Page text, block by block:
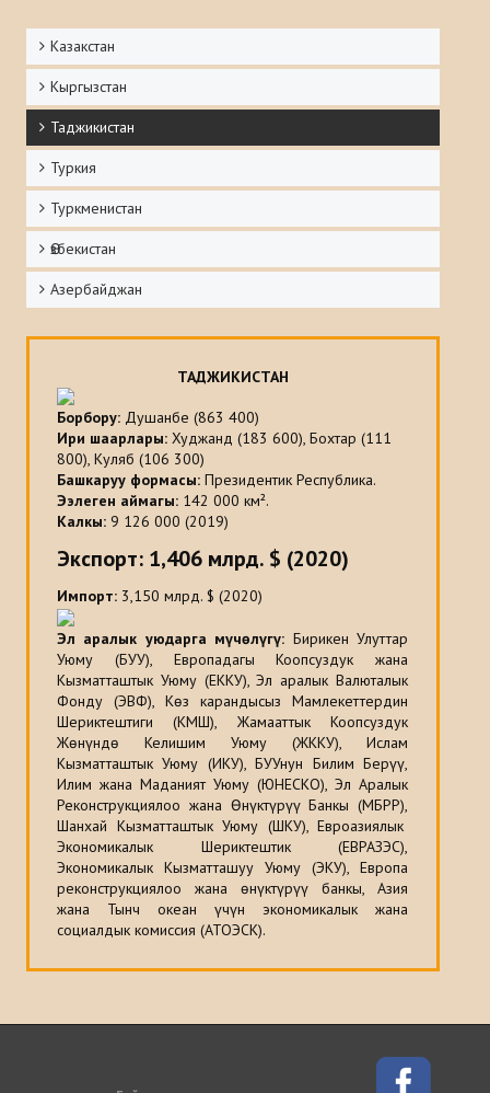
Казакстан
Кыргызстан
Таджикистан
Туркия
Туркменистан
Ѳзбекистан
Азербайджан
ТАДЖИКИСТАН
Борбору: Душанбе (863 400)
Ири шаарлары: Худжанд (183 600), Бохтар (111
800), Куляб (106 300)
Башкаруу формасы: Президентик Республика.
Ээлеген аймагы: 142 000 км².
Калкы: 9 126 000 (2019)
Экспорт: 1,406 млрд. $ (2020)
Импорт: 3,150 млрд. $ (2020)
Эл аралык уюдарга мүчөлүгү: Бирикен Улуттар
Уюму (БУУ), Европадагы Коопсуздук жана
Кызматташтык Уюму (ЕККУ), Эл аралык Валюталык
Фонду (ЭВФ), Көз карандысыз Мамлекеттердин
Шериктештиги (КМШ), Жамааттык Коопсуздук
Жөнүндө Келишим Уюму (ЖККУ), Ислам
Кызматташтык Уюму (ИКУ), БУУнун Билим Берүү,
Илим жана Маданият Уюму (ЮНЕСКО), Эл Аралык
Реконструкциялоо жана Өнүктүрүү Банкы (МБРР),
Шанхай Кызматташтык Уюму (ШКУ), Евроазиялык
Экономикалык Шериктештик (ЕВРАЗЭС),
Экономикалык Кызматташуу Уюму (ЭКУ), Европа
реконструкциялоо жана өнүктүрүү банкы, Азия
жана Тынч океан үчүн экономикалык жана
социалдык комиссия (АТОЭСК).